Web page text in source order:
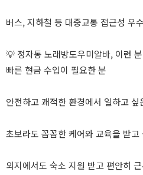
버스, 지하철 등 대중교통 접근성 우수
💡 정자동 노래방도우미알바, 이런
빠른 현금 수입이 필요한 분
안전하고 쾌적한 환경에서 일하고 싶
초보라도 꼼꼼한 케어와 교육을 받고
외지에서도 숙소 지원 받고 편안히